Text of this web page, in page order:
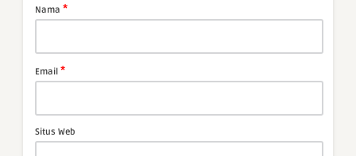
Nama *
Email *
Situs Web